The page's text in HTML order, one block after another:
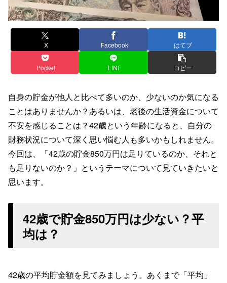
X Facebook はてブ
Pocket LINE コピー
自身の貯金が他人と比べて多いのか、少ないのか気になる
ことはありませんか？あるいは、老後の生活資金について
不安を感じることは？42歳という年齢になると、自分の
財務状況について深く思い悩む人も多いかもしれません。
今回は、「42歳の貯金850万円は足りているのか、それと
も足りないのか？」というテーマについて見ていきたいと
思います。
42歳で貯金850万円は少ない？平
均は？
42歳の平均貯金額を見てみましょう。あくまで「平均」